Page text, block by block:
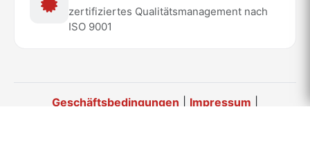
zertifiziertes Qualitätsmanagement nach
ISO 9001
Geschäftsbedingungen Impressum